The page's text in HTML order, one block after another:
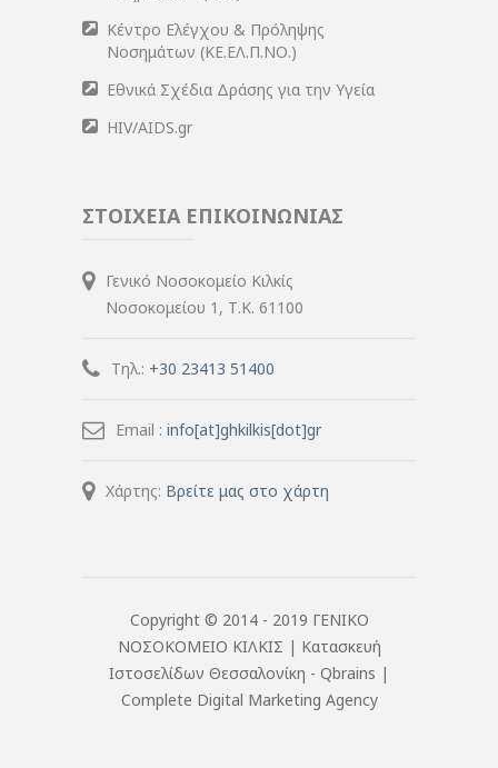
Κέντρο Ελέγχου & Πρόληψης
Νοσημάτων (ΚΕ.ΕΛ.Π.ΝΟ.)
Εθνικά Σχέδια Δράσης για την Υγεία
HIV/AIDS.gr
ΣΤΟΙΧΕΙΑ ΕΠΙΚΟΙΝΩΝΙΑΣ
Γενικό Νοσοκομείο Κιλκίς
Νοσοκομείου 1, Τ.Κ. 61100
Τηλ.: +30 23413 51400
Email : info[at]ghkilkis[dot]gr
Χάρτης: Βρείτε μας στο χάρτη
Copyright © 2014 - 2019 ΓΕΝΙΚΟ
ΝΟΣΟΚΟΜΕΙΟ ΚΙΛΚΙΣ | Κατασκευή
Ιστοσελίδων Θεσσαλονίκη - Qbrains |
Complete Digital Marketing Agency